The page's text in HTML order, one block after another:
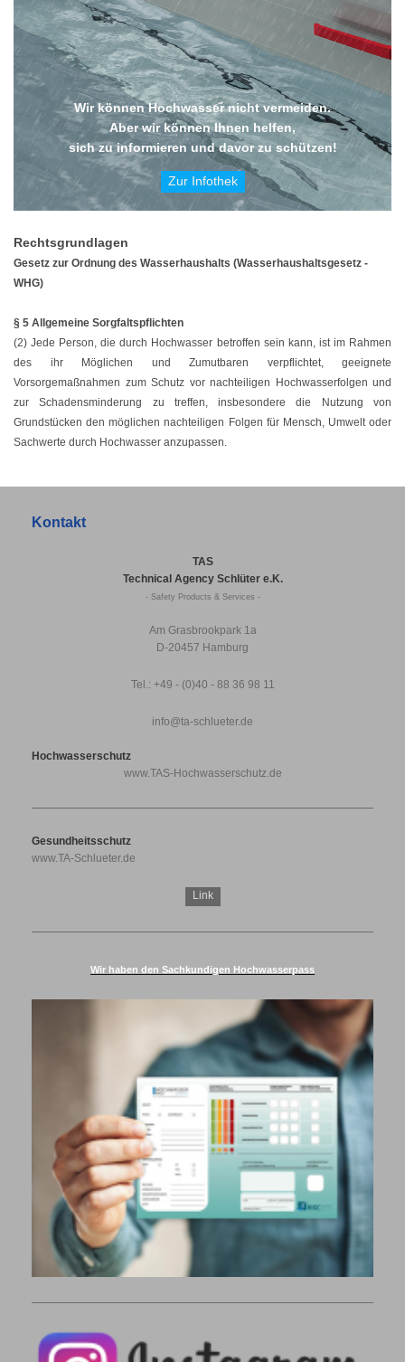
Wir können Hochwasser nicht vermeiden.
Aber wir können Ihnen helfen,
sich zu informieren und davor zu schützen!
Zur Infothek
Rechtsgrundlagen
Gesetz zur Ordnung des Wasserhaushalts (Wasserhaushaltsgesetz -
WHG)
§ 5 Allgemeine Sorgfaltspflichten
(2)Jede Person, die durch Hochwasser betroffen sein kann, ist im Rahmen
des ihr Möglichen und Zumutbaren verpflichtet, geeignete
Vorsorgemaßnahmen zum Schutz vor nachteiligen Hochwasserfolgen und
zur Schadensminderung zu treffen, insbesondere die Nutzung von
Grundstücken den möglichen nachteiligen Folgen für Mensch, Umwelt oder
Sachwerte durch Hochwasser anzupassen.
Kontakt
TAS
Technical Agency Schlüter e.K.
- Safety Products & Services -
Am Grasbrookpark 1a
D-20457 Hamburg
Tel.: +49 - (0)40 - 88 36 98 11
info@ta-schlueter.de
Hochwasserschutz
www.TAS-Hochwasserschutz.de
Gesundheitsschutz
www.TA-Schlueter.de
Link
Wir haben den Sachkundigen Hochwasserpass